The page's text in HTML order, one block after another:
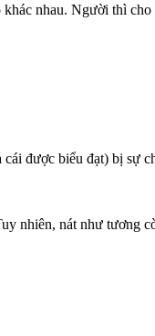
nhau. Người thì
được biểu đạt) bị sự
nhiên, nát như tương